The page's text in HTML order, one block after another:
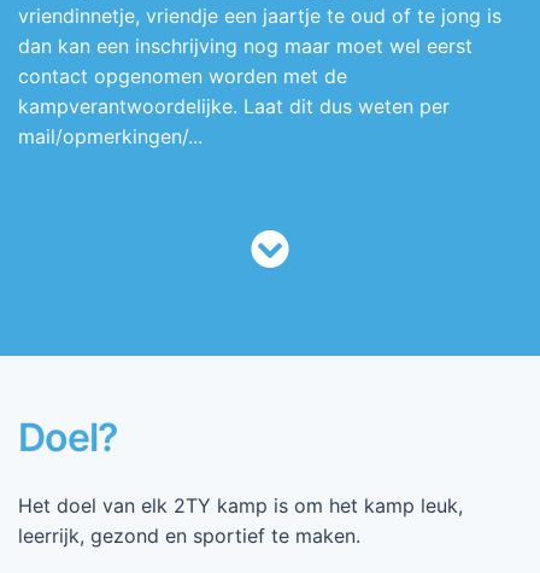
vriendinnetje, vriendje een jaartje te oud of te jong is
dan kan een inschrijving nog maar moet wel eerst
contact opgenomen worden met de
kampverantwoordelijke. Laat dit dus weten per
mail/opmerkingen/...
Doel?
Het doel van elk 2TY kamp is om het kamp leuk,
leerrijk, gezond en sportief te maken.